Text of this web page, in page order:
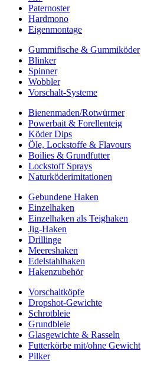
Paternoster
Hardmono
Eigenmontage
Gummifische & Gummiköder
Blinker
Spinner
Wobbler
Vorschalt-Systeme
Bienenmaden/Rotwürmer
Powerbait & Forellenteig
Köder Dips
Öle, Lockstoffe & Flavours
Boilies & Grundfutter
Lockstoff Sprays
Naturköderimitationen
Gebundene Haken
Einzelhaken
Einzelhaken als Teighaken
Jig-Haken
Drillinge
Meereshaken
Edelstahlhaken
Hakenzubehör
Vorschaltköpfe
Dropshot-Gewichte
Schrotbleie
Grundbleie
Glasgewichte & Rasseln
Futterkörbe mit/ohne Gewicht
Pilker